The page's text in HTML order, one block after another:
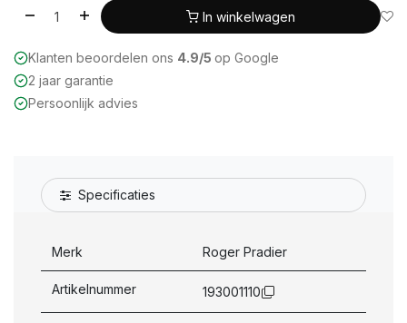
In winkelwagen
Klanten beoordelen ons 4.9/5 op Google
2 jaar garantie
Persoonlijk advies
Specificaties
Merk Roger Pradier
Artikelnummer 193001110